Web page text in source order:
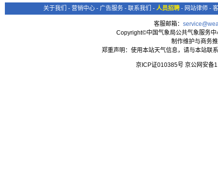
关于我们 - 营销中心 - 广告服务 - 联系我们 - 人员招聘 - 网站律师 -
客服邮箱：
Copyright©中国气象局公共气象服务
制作维护与商务
郑重声明：使用本站天气信息，请与本站联
京ICP证010385号 京公网安备